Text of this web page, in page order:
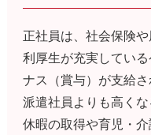
正社員は、社会保険
利厚生が充実してい
ナス（賞与）が支給
派遣社員よりも高く
休暇の取得や育児・